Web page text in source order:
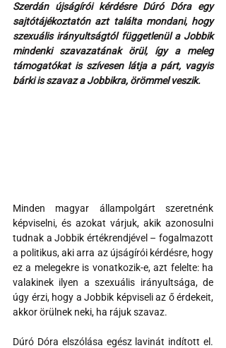
Szerdán újságírói kérdésre Dúró Dóra egy
sajtótájékoztatón azt találta mondani, hogy
szexuális irányultságtól függetlenül a Jobbik
mindenki szavazatának örül, így a meleg
támogatókat is szívesen látja a párt, vagyis
bárki is szavaz a Jobbikra, örömmel veszik.
Minden magyar állampolgárt szeretnénk
képviselni, és azokat várjuk, akik azonosulni
tudnak a Jobbik értékrendjével – fogalmazott
a politikus, aki arra az újságírói kérdésre, hogy
ez a melegekre is ­vonatkozik-e, azt felelte: ha
valakinek ilyen a szexuális irányultsága, de
úgy érzi, hogy a Jobbik képviseli az ő érdekeit,
akkor örülnek neki, ha rájuk szavaz.
Dúró Dóra elszólása egész lavinát indított el.